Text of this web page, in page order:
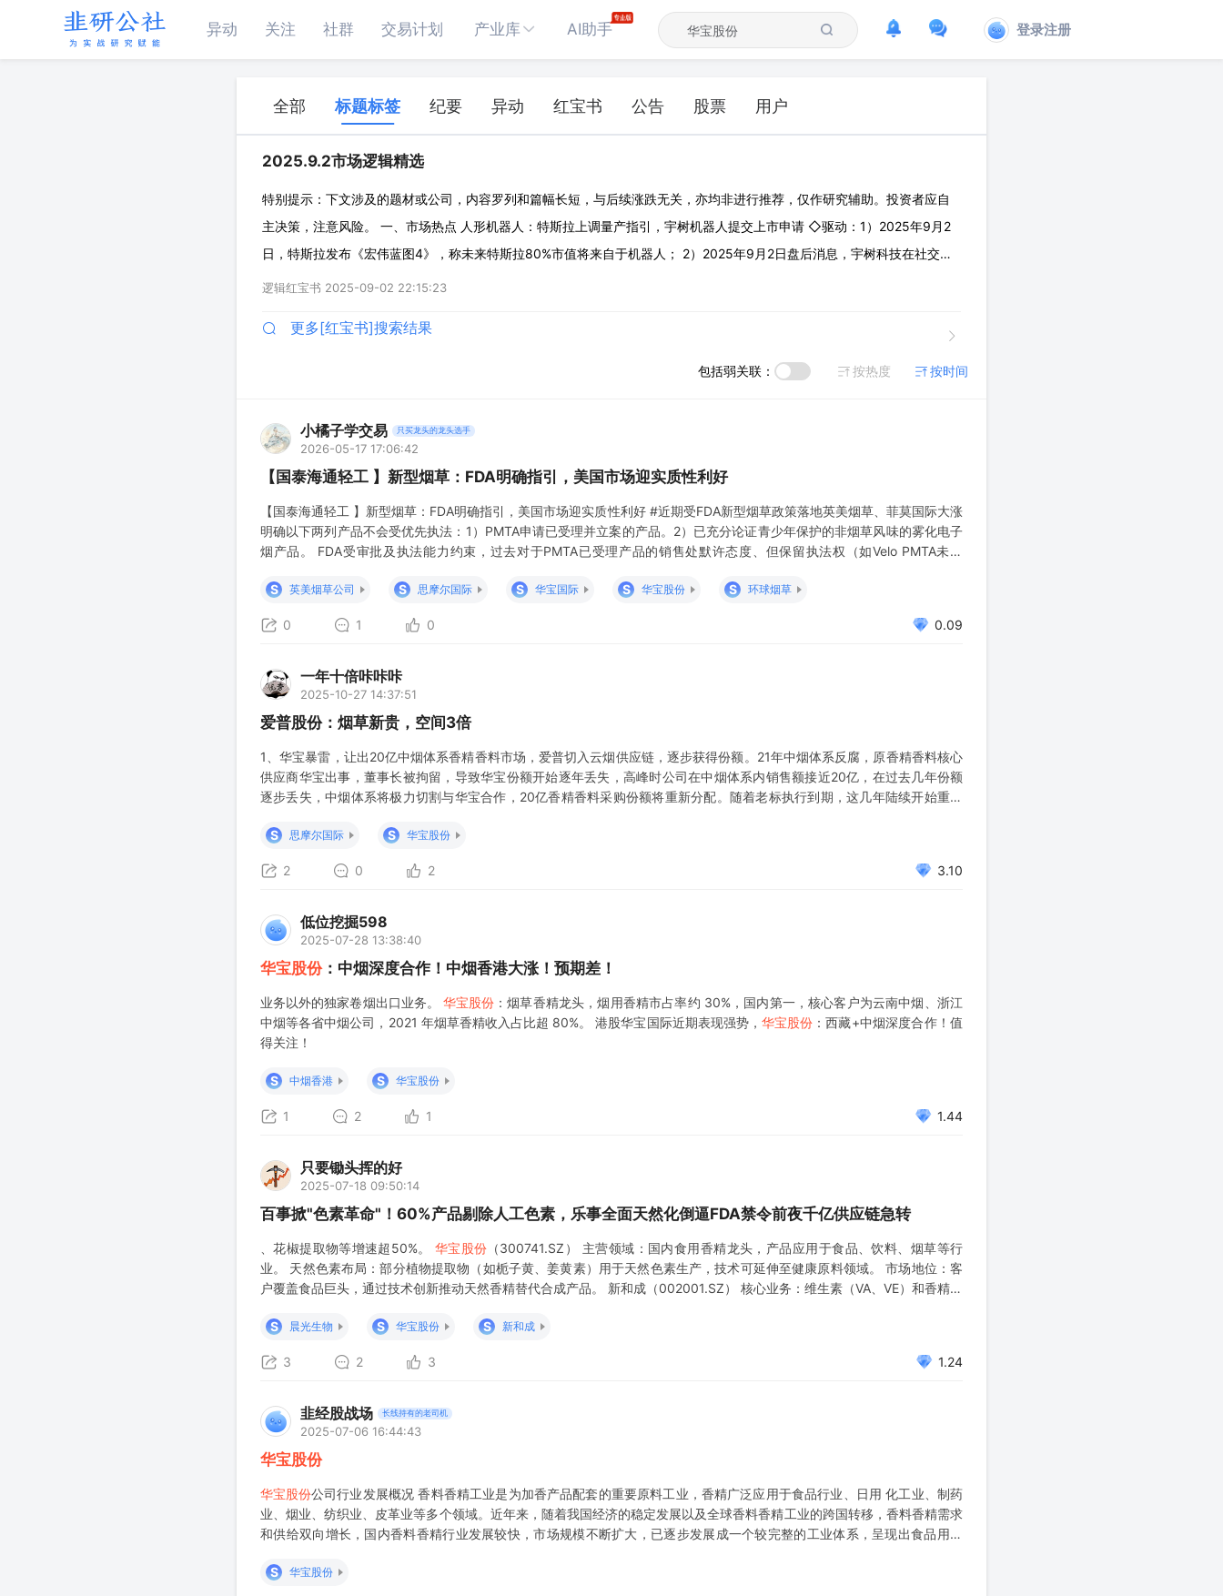
异动 关注 社群 交易计划 产业库 AI助手 登录注册
全部 标题标签 纪要 异动 红宝书 公告 股票 用户
2025.9.2市场逻辑精选
特别提示：下文涉及的题材或公司，内容罗列和篇幅长短，与后续涨跌无关，亦均非进行推荐，仅作研究辅助。投资者应自
主决策，注意风险。 一、市场热点 人形机器人：特斯拉上调量产指引，宇树机器人提交上市申请 ◇驱动：1）2025年9月2
日，特斯拉发布《宏伟蓝图4》，称未来特斯拉80%市值将来自于机器人； 2）2025年9月2日盘后消息，宇树科技在社交媒
体上发帖称，预计将在2025年10月至12月期间向证券交易所提交上市申请文件。 ◇特斯拉：据网络产业调研，特斯拉与供
逻辑红宝书 2025-09-02 22:15:23
更多[红宝书]搜索结果
包括弱关联： 按热度 按时间
小橘子学交易 只买龙头的龙头选手
2026-05-17 17:06:42
【国泰海通轻工 】新型烟草：FDA明确指引，美国市场迎实质性利好
【国泰海通轻工 】新型烟草：FDA明确指引，美国市场迎实质性利好 #近期受FDA新型烟草政策落地英美烟草、菲莫国际大涨
明确以下两列产品不会受优先执法：1）PMTA申请已受理并立案的产品。2）已充分论证青少年保护的非烟草风味的雾化电子
烟产品。 FDA受审批及执法能力约束，过去对于PMTA已受理产品的销售处默许态度、但保留执法权（如Velo PMTA未获
前''所有未经授权产品原则上都可能
S 英美烟草公司 S 思摩尔国际 S 华宝国际 S 华宝股份 S 环球烟草
0 1 0 0.09
一年十倍咔咔咔
2025-10-27 14:37:51
爱普股份：烟草新贵，空间3倍
1、华宝暴雷，让出20亿中烟体系香精香料市场，爱普切入云烟供应链，逐步获得份额。21年中烟体系反腐，原香精香料核心
供应商华宝出事，董事长被拘留，导致华宝份额开始逐年丢失，高峰时公司在中烟体系内销售额接近20亿，在过去几年份额
逐步丢失，中烟体系将极力切割与华宝合作，20亿香精香料采购份额将重新分配。随着老标执行到期，这几年陆续开始重新
精香料核心供应商，在25年9月的9.15亿新招标中，爱普
S 思摩尔国际 S 华宝股份
2 0 2 3.10
低位挖掘598
2025-07-28 13:38:40
华宝股份：中烟深度合作！中烟香港大涨！预期差！
业务以外的独家卷烟出口业务。 华宝股份 ：烟草香精龙头，烟用香精市占率约 30%，国内第一，核心客户为云南中烟、浙江
中烟等各省中烟公司，2021 年烟草香精收入占比超 80%。 港股华宝国际近期表现强势， 华宝股份 ：西藏+中烟深度合作！值
得关注！
S 中烟香港 S 华宝股份
1 2 1 1.44
只要锄头挥的好
2025-07-18 09:50:14
百事掀"色素革命"！60%产品剔除人工色素，乐事全面天然化倒逼FDA禁令前夜千亿供应链急转
、花椒提取物等增速超50%。 华宝股份 （300741.SZ） 主营领域：国内食用香精龙头，产品应用于食品、饮料、烟草等行
业。 天然色素布局：部分植物提取物（如栀子黄、姜黄素）用于天然色素生产，技术可延伸至健康原料领域。 市场地位：客
户覆盖食品巨头，通过技术创新推动天然香精替代合成产品。 新和成（002001.SZ） 核心业务：维生素（VA、VE）和香精香
S
晨光生物 S 华宝股份 S 新和成
3 2 3 1.24
韭经股战场 长线持有的老司机
2025-07-06 16:44:43
华宝股份
华宝股份公司行业发展概况 香料香精工业是为加香产品配套的重要原料工业，香精广泛应用于食品行业、日用 化工业、制药
业、烟业、纺织业、皮革业等多个领域。近年来，随着我国经济的稳定发展以及全球香料香精工业的跨国转移，香料香精需求
和供给双向增长，国内香料香精行业发展较快，市场规模不断扩大，已逐步发展成一个较完整的工业体系，呈现出食品用香
S
华宝股份